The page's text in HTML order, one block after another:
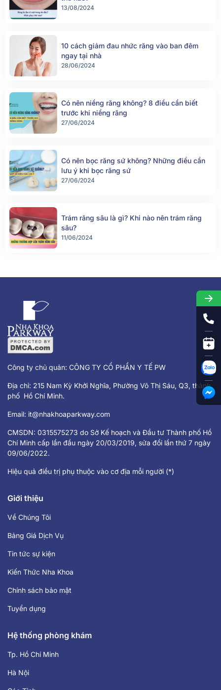
13/08/2024
10 cách giảm đau nhức răng vào ban đêm
ngay tại nhà
28/06/2024
Có nên niềng răng không? 8 điều cần biết
trước khi niềng răng
27/06/2024
Có nên bọc răng sứ không? Những điều cần
lưu ý khi bọc răng sứ
27/06/2024
Trám răng sâu là gì? Khi nào nên trám răng
sâu?
11/06/2024
Công ty chủ quản: CÔNG TY CỔ PHẦN Y TẾ PW
Địa chỉ: 215 Nam Kỳ Khởi Nghĩa, Phường Võ Thị Sáu, Q3, thành
phố Hồ Chí Minh.
Email: it@nhakhoaparkway.com
CMSDN: 0315575273 do Sở Kế hoạch và Đầu tư Thành phố Hồ
Chí Minh cấp lần đầu ngày 20/03/2019, sửa đổi lần thứ 7 ngày
09/06/2022.
Hiệu quả điều trị phụ thuộc vào cơ địa mỗi người (*)
Giới thiệu
Về Chúng Tôi
Bảng Giá Dịch Vụ
Tin tức sự kiện
Kiến Thức Nha Khoa
Chính sách bảo mật
Tuyển dụng
Hệ thống phòng khám
Tp. Hồ Chí Minh
Hà Nội